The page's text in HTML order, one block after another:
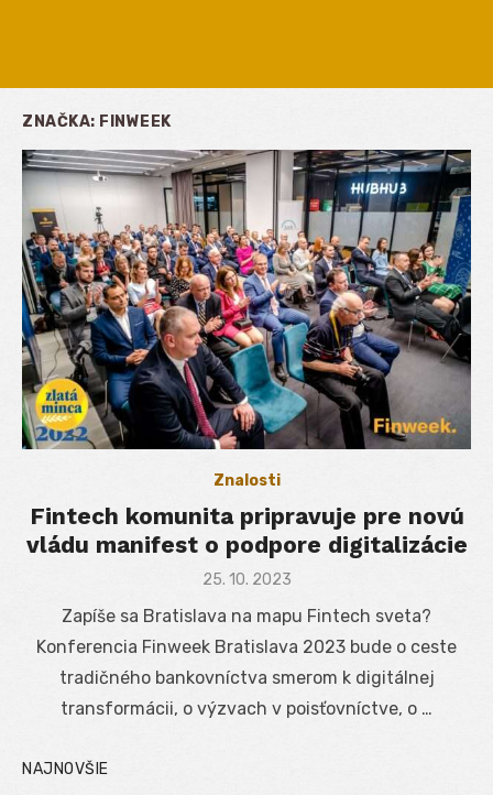
ZNAČKA: FINWEEK
Znalosti
Fintech komunita pripravuje pre novú
vládu manifest o podpore digitalizácie
Posted
25. 10. 2023
Zapíše sa Bratislava na mapu Fintech sveta?
Konferencia Finweek Bratislava 2023 bude o ceste
tradičného bankovníctva smerom k digitálnej
transformácii, o výzvach v poisťovníctve, o …
NAJNOVŠIE